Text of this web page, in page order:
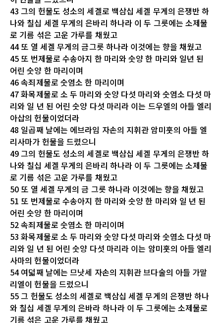
43 그의 헌물도 성소의 세겔로 백삼십 세겔 무게의 은쟁반 하
나와 칠십 세겔 무게의 은바리 하나라 이 두 그릇에는 소제물
로 기름 섞은 고운 가루를 채웠고
44 또 열 세겔 무게의 금그릇 하나라 이것에는 향을 채웠고
45 또 번제물로 수송아지 한 마리와 숫양 한 마리와 일년 된
어린 숫양 한 마리이며
46 속죄제물로 숫염소 한 마리이며
47 화목제물로 소 두 마리와 숫양 다섯 마리와 숫염소 다섯 마
리와 일 년 된 어린 숫양 다섯 마리라 이는 드우엘의 아들 엘리
아삽의 헌물이었더라
48 일곱째 날에는 에브라임 자손의 지휘관 암미훗의 아들 엘
리사마가 헌물을 드렸으니
49 그의 헌물도 성소의 세겔로 백삼십 세겔 무게의 은쟁반 하
나와 칠십 세겔 무게의 은바리 하나라 이 두 그릇에는 소제물
로 기름 섞은 고운 가루를 채웠고
50 또 열 세겔 무게의 금 그릇 하나라 이것에는 향을 채웠고
51 또 번제물로 수송아지 한 마리와 숫양 한 마리와 일 년 된
어린 숫양 한 마리이며
52 속죄제물로 숫염소 한 마리이며
53 화목제물로 소 두 마리와 숫양 다섯 마리와 숫염소 다섯 마
리와 일 년 된 어린 숫양 다섯 마리라 이는 암미훗의 아들 엘리
사마의 헌물이었더라
54 여덟째 날에는 므낫세 자손의 지휘관 브다술의 아들 가말
리엘이 헌물을 드렸으니
55 그 헌물도 성소의 세겔로 백삼십 세겔 무게의 은쟁반 하나
와 칠십 세겔 무게의 은바라 하나라 이 두 그릇에는 소제물로
기름 섞은 고운 가루를 채웠고